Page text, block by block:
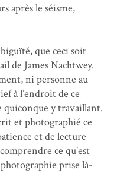
après le séisme,
que ceci soit
de James Nachtwey.
ni personne au
à l’endroit de ce
quiconque y travaillant.
et photographié ce
et de lecture
ce qu’est
prise là-